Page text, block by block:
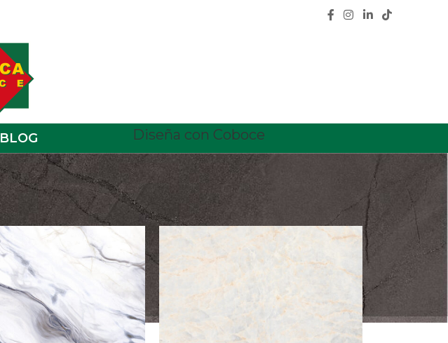
BLOG Diseña con Coboce
Show 12 18